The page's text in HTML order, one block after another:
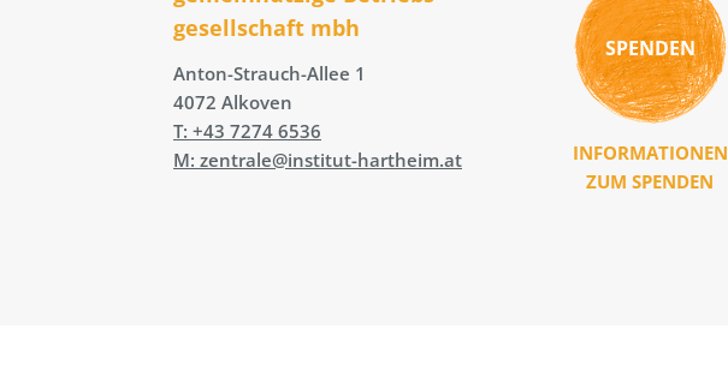
gesellschaft mbh
Anton-Strauch-Allee 1
4072 Alkoven
T: +43 7274 6536
M: zentrale@institut-hartheim.at
SPENDEN
INFORMATIONEN
ZUM SPENDEN